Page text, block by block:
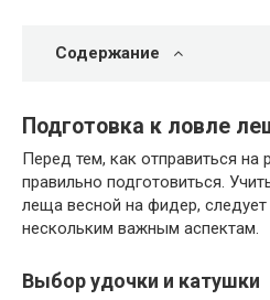
Содержание
Подготовка к ловле
Перед тем, как отправиться
правильно подготовиться.
леща весной на фидер, следует
нескольким важным аспектам.
Выбор удочки и катушки